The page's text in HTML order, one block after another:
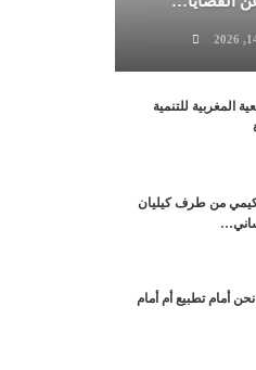
المغربية للتنمية
من طرف كيليان
أمام تطبيع أم أمام